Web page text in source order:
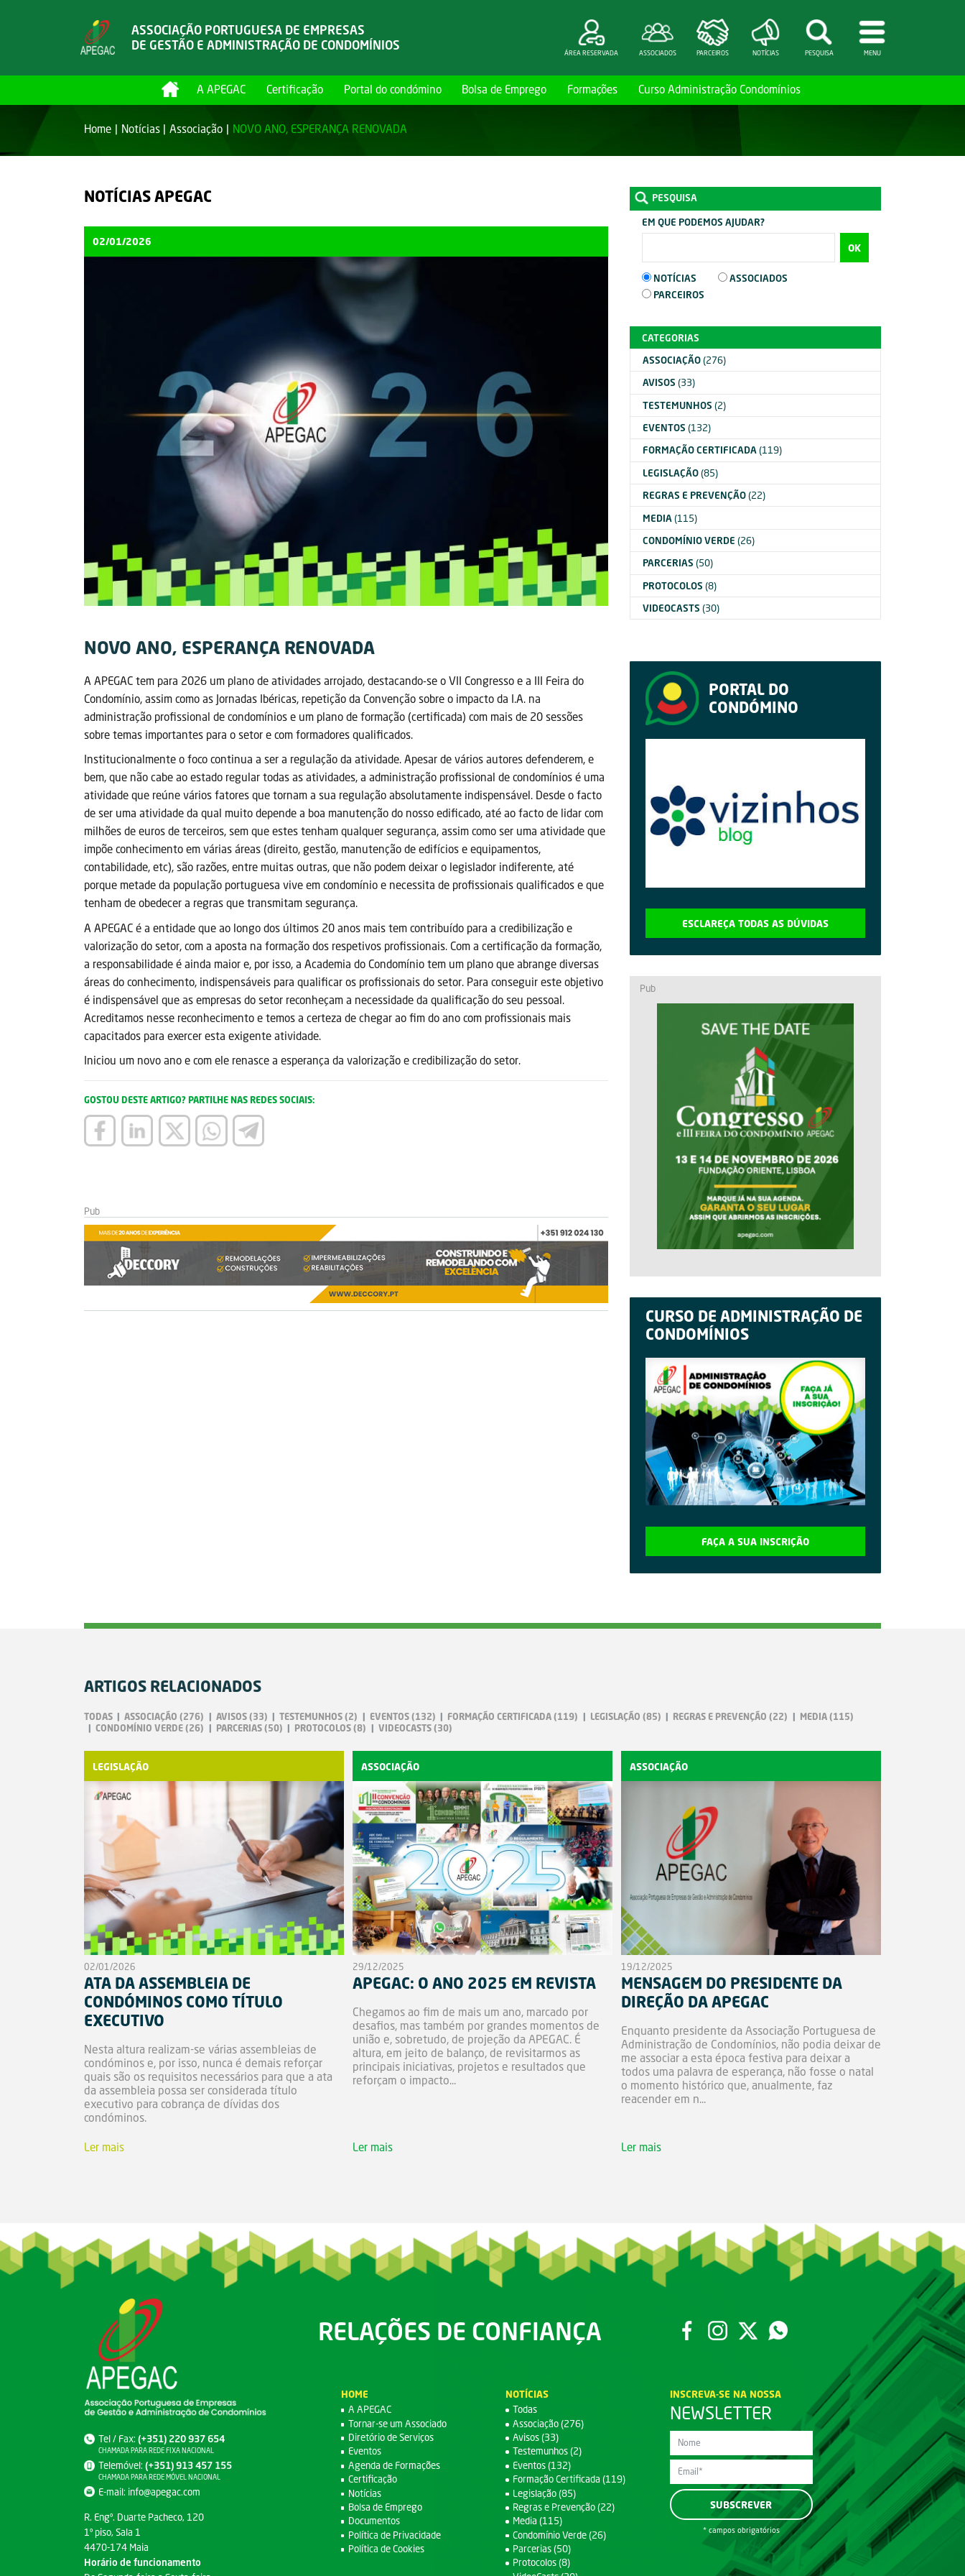
ASSOCIAÇÃO PORTUGUESA DE EMPRESAS
DE GESTÃO E ADMINISTRAÇÃO DE CONDOMÍNIOS
A APEGAC Certificação Portal do condómino Bolsa de Emprego Formações Curso Administração Condomínios
ÁREA RESERVADA ASSOCIADOS PARCEIROS NOTÍCIAS PESQUISA MENU
Home Notícias Associação NOVO ANO, ESPERANÇA RENOVADA
NOTÍCIAS APEGAC
02/01/2026
NOVO ANO, ESPERANÇA RENOVADA
A APEGAC tem para 2026 um plano de atividades arrojado, destacando-se o VII Congresso e a III Feira do
Condomínio, assim como as Jornadas Ibéricas, repetição da Convenção sobre o impacto da I.A. na
administração profissional de condomínios e um plano de formação (certificada) com mais de 20 sessões
sobre temas importantes para o setor e com formadores qualificados.
Institucionalmente o foco continua a ser a regulação da atividade. Apesar de vários autores defenderem, e
bem, que não cabe ao estado regular todas as atividades, a administração profissional de condomínios é uma
atividade que reúne vários fatores que tornam a sua regulação absolutamente indispensável. Desde o facto
de ser uma atividade da qual muito depende a boa manutenção do nosso edificado, até ao facto de lidar com
milhões de euros de terceiros, sem que estes tenham qualquer segurança, assim como ser uma atividade que
impõe conhecimento em várias áreas (direito, gestão, manutenção de edifícios e equipamentos,
contabilidade, etc), são razões, entre muitas outras, que não podem deixar o legislador indiferente, até
porque metade da população portuguesa vive em condomínio e necessita de profissionais qualificados e que
tenham de obedecer a regras que transmitam segurança.
A APEGAC é a entidade que ao longo dos últimos 20 anos mais tem contribuído para a credibilização e
valorização do setor, com a aposta na formação dos respetivos profissionais. Com a certificação da formação,
a responsabilidade é ainda maior e, por isso, a Academia do Condomínio tem um plano que abrange diversas
áreas do conhecimento, indispensáveis para qualificar os profissionais do setor. Para conseguir este objetivo
é indispensável que as empresas do setor reconheçam a necessidade da qualificação do seu pessoal.
Acreditamos nesse reconhecimento e temos a certeza de chegar ao fim do ano com profissionais mais
capacitados para exercer esta exigente atividade.
Iniciou um novo ano e com ele renasce a esperança da valorização e credibilização do setor.
GOSTOU DESTE ARTIGO? PARTILHE NAS REDES SOCIAIS:
PESQUISA
EM QUE PODEMOS AJUDAR?
OK
NOTÍCIAS
ASSOCIADOS
PARCEIROS
CATEGORIAS
ASSOCIAÇÃO(276)
AVISOS (33)
TESTEMUNHOS (2)
EVENTOS (132)
FORMAÇÃO CERTIFICADA(119)
LEGISLAÇÃO(85)
REGRAS E PREVENÇÃO(22)
MEDIA(115)
CONDOMÍNIO VERDE (26)
PARCERIAS (50)
PROTOCOLOS (8)
VIDEOCASTS (30)
PORTAL DO
CONDÓMINO
ESCLAREÇA TODAS AS DÚVIDAS
CURSO DE ADMINISTRAÇÃO DE
CONDOMÍNIOS
FAÇA A SUA INSCRIÇÃO
ARTIGOS RELACIONADOS
TODAS ASSOCIAÇÃO (276) AVISOS(33) TESTEMUNHOS(2) EVENTOS(132) FORMAÇÃO CERTIFICADA(119) LEGISLAÇÃO (85) REGRAS E PREVENÇÃO (22) MEDIA(115)
CONDOMÍNIO VERDE(26) PARCERIAS(50) PROTOCOLOS(8) VIDEOCASTS(30)
LEGISLAÇÃO
02/01/2026
ATA DA ASSEMBLEIA DE
CONDÓMINOS COMO TÍTULO
EXECUTIVO
Nesta altura realizam-se várias assembleias de
condóminos e, por isso, nunca é demais reforçar
quais são os requisitos necessários para que a ata
da assembleia possa ser considerada título
executivo para cobrança de dívidas dos
condóminos.
Ler mais
ASSOCIAÇÃO
29/12/2025
APEGAC: O ANO 2025 EM REVISTA
Chegamos ao fim de mais um ano, marcado por
desafios, mas também por grandes momentos de
união e, sobretudo, de projeção da APEGAC. É
altura, em jeito de balanço, de revisitarmos as
principais iniciativas, projetos e resultados que
reforçam o impacto...
Ler mais
ASSOCIAÇÃO
19/12/2025
MENSAGEM DO PRESIDENTE DA
DIREÇÃO DA APEGAC
Enquanto presidente da Associação Portuguesa de
Administração de Condomínios, não podia deixar de
me associar a esta época festiva para deixar a
todos uma palavra de esperança, não fosse o natal
o momento histórico que, anualmente, faz
reacender em n...
Ler mais
Tel / Fax:(+351) 220 937 654
CHAMADA PARA REDE FIXA NACIONAL
Telemóvel:(+351) 913 457 155
CHAMADA PARA REDE MÓVEL NACIONAL
E-mail: info@apegac.com
R. Engº. Duarte Pacheco, 120
1º piso, Sala 1
4470-174 Maia
Horário de funcionamento
RELAÇÕES DE CONFIANÇA
HOME
A APEGAC
Tornar-se um Associado
Diretório de Serviços
Eventos
Agenda de Formações
Certificação
Notícias
Bolsa de Emprego
Documentos
Política de Privacidade
Política de Cookies
NOTÍCIAS
Todas
Associação (276)
Avisos (33)
Testemunhos (2)
Eventos (132)
Formação Certificada (119)
Legislação (85)
Regras e Prevenção (22)
Media (115)
Condomínio Verde (26)
Parcerias (50)
Protocolos (8)
INSCREVA-SE NA NOSSA
NEWSLETTER
* campos obrigatórios